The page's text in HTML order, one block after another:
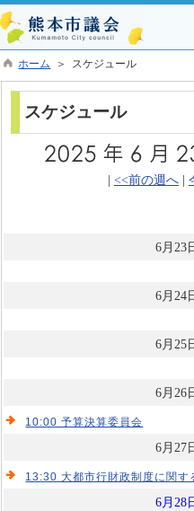
ホーム ＞ スケジュール
スケジュール
| <<前の週へ|
6月23
6月24
6月25
6月26
10:00 予算決算委員会
6月27
13:30 大都市行財政制度に関す
6月28